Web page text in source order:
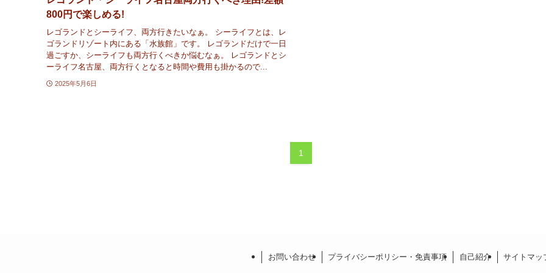
800円で楽しめる!
レゴランドとシーライフ、両方行きたいなぁ。 シーライフとは、レ
ゴランドリゾート内にある「水族館」です。 レゴランドだけで一日
過ごすか、シーライフも両方行くべきか悩むなぁ。 レゴランドとシ
ーライフ名古屋、両方行くとなると時間や費用も掛かるので...
2025年5月6日
1
お問い合わせ プライバシーポリシー・免責事項 自己紹介 サイトマッ